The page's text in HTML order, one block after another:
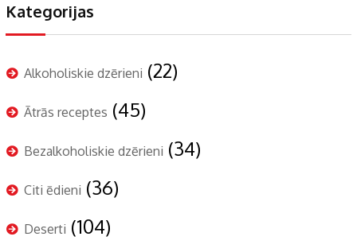
Kategorijas
Alkoholiskie dzērieni (22)
Ātrās receptes (45)
Bezalkoholiskie dzērieni (34)
Citi ēdieni (36)
Deserti (104)